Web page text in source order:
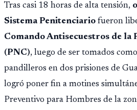
Tras casi 18 horas de alta tensión,
Sistema Penitenciario fueron
Comando Antisecuestros de la
(PNC), luego de ser tomados
pandilleros en dos prisiones de
logró poner fin a motines
Preventivo para Hombres de la